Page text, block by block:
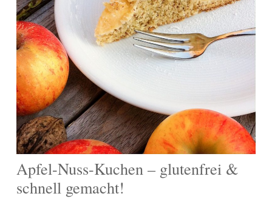
Apfel-Nuss-Kuchen – glutenfrei &
schnell gemacht!